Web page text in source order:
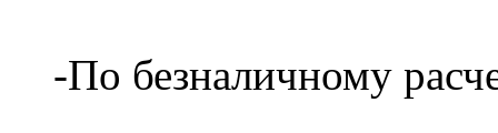
-По безналичному